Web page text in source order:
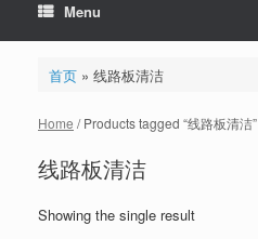
Menu
首页» 线路板清洁
Home / Products tagged “线路板清洁”
线路板清洁
Showing the single result